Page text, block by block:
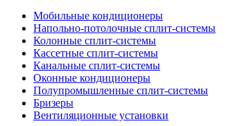
Мобильные кондиционеры
Напольно-потолоч​ные ​сплит-системы
Колонные ​​сплит-системы
Кассетные сплит-системы
Канальные сплит-системы
Оконные кондиционеры
Полупромышленные сплит-системы
Бризеры
Вентиляционные установки